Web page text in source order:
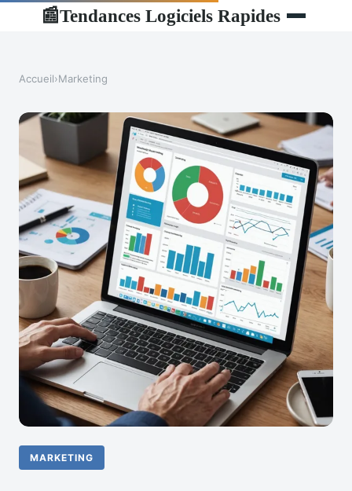
📰Tendances Logiciels Rapides
Accueil›Marketing
MARKETING